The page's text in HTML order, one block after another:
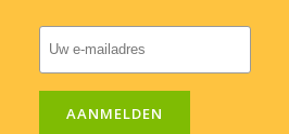
E-
mailadres(Vereist)
AANMELDEN